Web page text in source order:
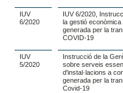
IUV
6/2020
IUV 6/2020,
la gestió
generada per la
COVID-19
IUV
5/2020
Instrucció de la
sobre serveis
d'instal·lacions a
generada per la
Covid-19